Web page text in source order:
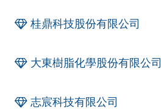
桂鼎科技股份有限公司
大東樹脂化學股份有限公司
志宸科技有限公司